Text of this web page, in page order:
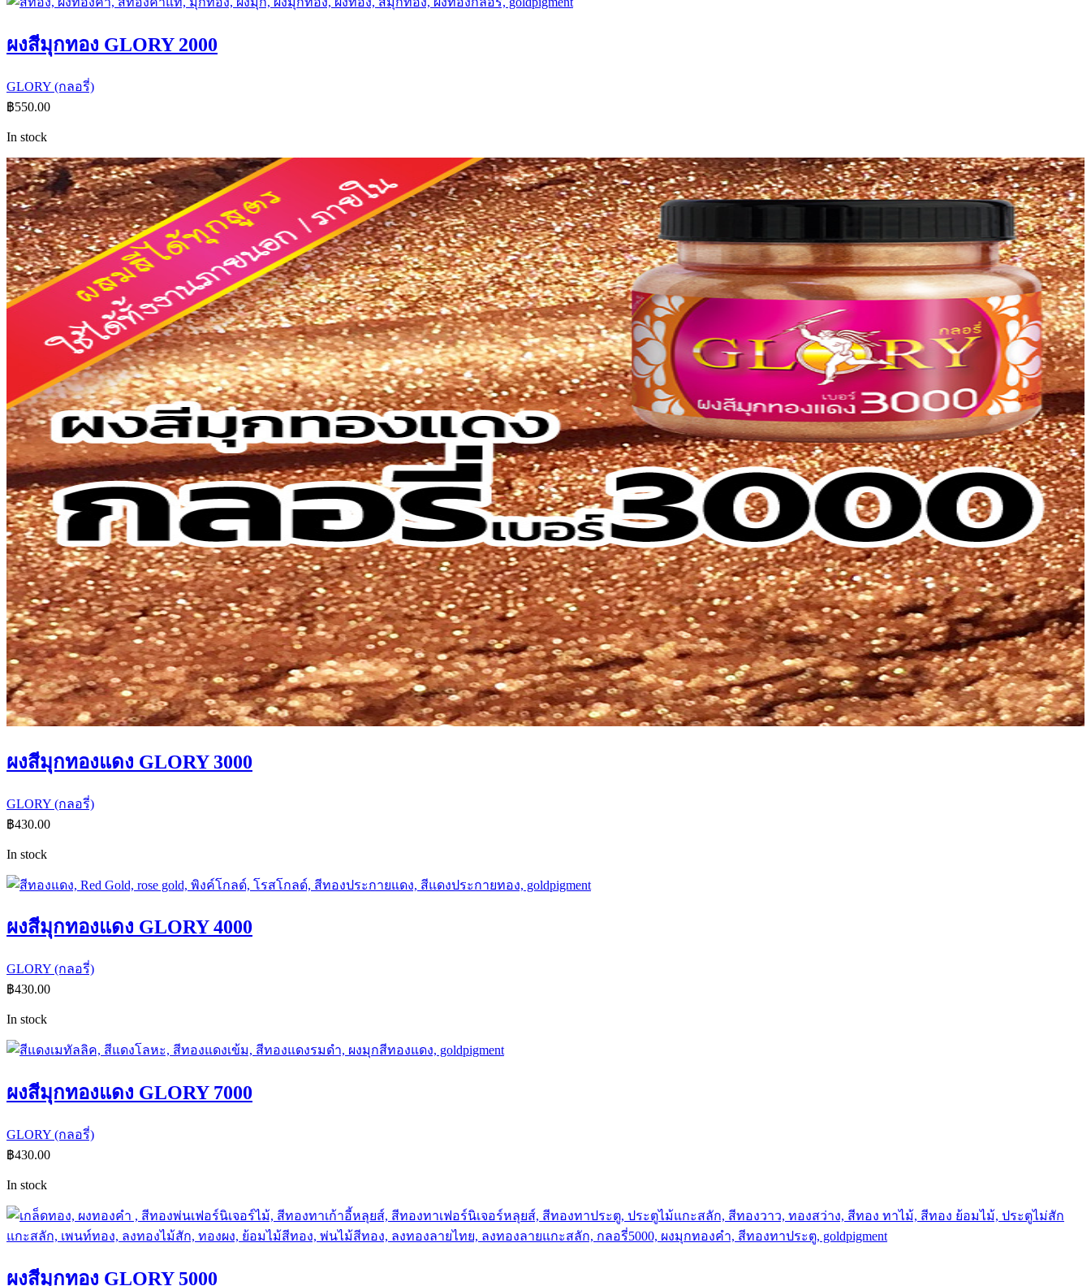
ผงสีมุกทอง GLORY 2000
GLORY (กลอรี่)
฿550.00
In stock
ผงสีมุกทองแดง GLORY 3000
GLORY (กลอรี่)
฿430.00
In stock
ผงสีมุกทองแดง GLORY 4000
GLORY (กลอรี่)
฿430.00
In stock
ผงสีมุกทองแดง GLORY 7000
GLORY (กลอรี่)
฿430.00
In stock
ผงสีมุกทอง GLORY 5000